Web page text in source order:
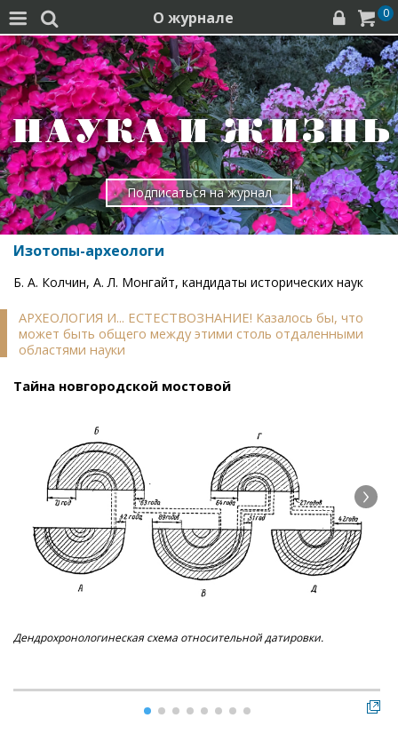
  О журнале   0
Подписаться на журнал
Изотопы-археологи
Б. А. Колчин, А. Л. Монгайт, кандидаты исторических наук
АРХЕОЛОГИЯ И... ЕСТЕСТВОЗНАНИЕ! Казалось бы, что
может быть общего между этими столь отдаленными
областями науки
Тайна новгородской мостовой
Дендрохронологинеская схема относительной датировки.